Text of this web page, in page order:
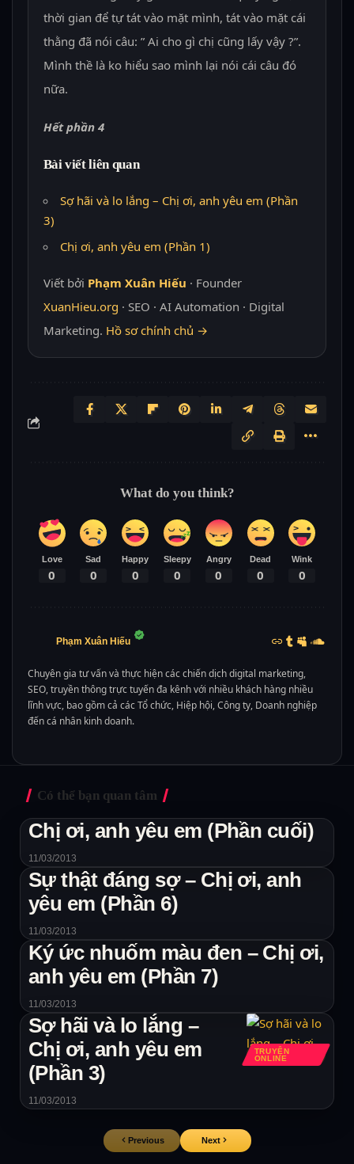
thời gian để tự tát vào mặt mình, tát vào mặt cái
thằng đã nói câu: ” Ai cho gì chị cũng lấy vậy ?”.
Mình thề là ko hiểu sao mình lại nói cái câu đó
nữa.
Hết phần 4
Bài viết liên quan
Sợ hãi và lo lắng – Chị ơi, anh yêu em (Phần
3)
Chị ơi, anh yêu em (Phần 1)
Viết bởi Phạm Xuân Hiếu · Founder
XuanHieu.org · SEO · AI Automation · Digital
Marketing. Hồ sơ chính chủ →
What do you think?
Love
0
Sad
0
Happy
0
Sleepy
0
Angry
0
Dead
0
Wink
0
Phạm Xuân Hiếu
Chuyên gia tư vấn và thực hiện các chiến dịch digital marketing,
SEO, truyền thông trực tuyến đa kênh với nhiều khách hàng nhiều
lĩnh vực, bao gồm cả các Tổ chức, Hiệp hội, Công ty, Doanh nghiệp
đến cá nhân kinh doanh.
Có thể bạn quan tâm
Chị ơi, anh yêu em (Phần cuối)
11/03/2013
Sự thật đáng sợ – Chị ơi, anh
yêu em (Phần 6)
11/03/2013
Ký ức nhuốm màu đen – Chị ơi,
anh yêu em (Phần 7)
11/03/2013
TRUYỆN
ONLINE
Sợ hãi và lo lắng –
Chị ơi, anh yêu em
(Phần 3)
11/03/2013
Previous Next